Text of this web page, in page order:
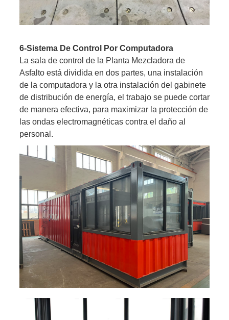
6-Sistema De Control Por Computadora
La sala de control de la Planta Mezcladora de
Asfalto está dividida en dos partes, una instalación
de la computadora y la otra instalación del gabinete
de distribución de energía, el trabajo se puede cortar
de manera efectiva, para maximizar la protección de
las ondas electromagnéticas contra el daño al
personal.